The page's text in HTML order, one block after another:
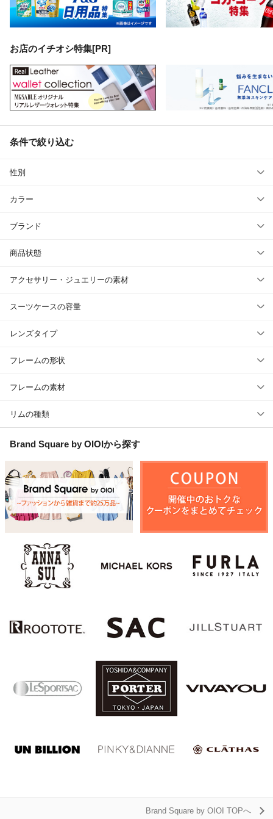
お店のイチオシ特集[PR]
条件で絞り込む
性別
カラー
ブランド
商品状態
アクセサリー・ジュエリーの素材
スーツケースの容量
レンズタイプ
フレームの形状
フレームの素材
リムの種類
Brand Square by OIOIから探す
Brand Square by OIOI TOPへ